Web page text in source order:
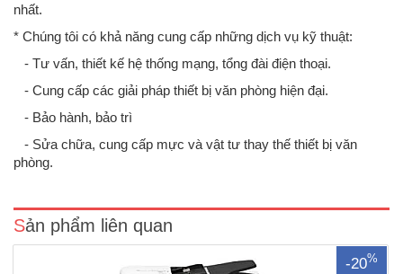
nhất.
* Chúng tôi có khả năng cung cấp những dịch vụ kỹ thuật:
- Tư vấn, thiết kế hệ thống mạng, tổng đài điện thoại.
- Cung cấp các giải pháp thiết bị văn phòng hiện đại.
- Bảo hành, bảo trì
- Sửa chữa, cung cấp mực và vật tư thay thế thiết bị văn
phòng.
Sản phẩm liên quan
-20%
Máy photo Ricoh M2701 (Mới 100%)Chức năng: Copy – In mạng –
Quét màu mạng - Đảo mặt bản chụp – Nạp đảo bản gốc tự động Tốc
độ copy/in: 27 trang A4/phútKhổ giấy: A6 - A3Định lượng giấy: 52-216